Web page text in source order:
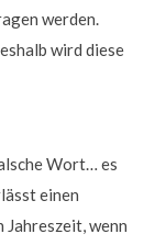
werden.
wird diese
Wort… es
einen
Jahreszeit, wenn